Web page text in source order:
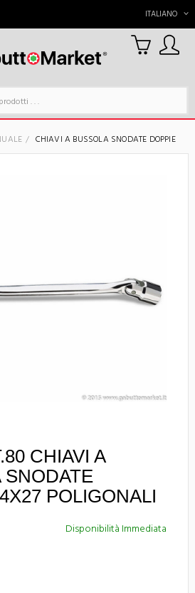
ITALIANO
0
Carrello
CHIAVI A BUSSOLA SNODATE DOPPIE
CHIAVI A
SNODATE
POLIGONALI
Disponibilità Immediata